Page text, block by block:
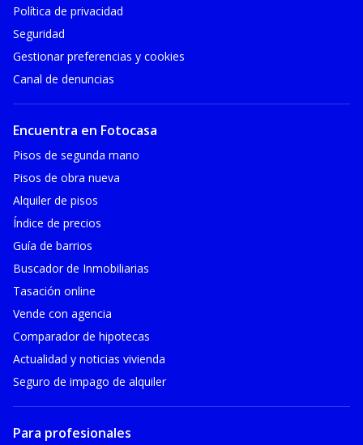
Política de privacidad
Seguridad
Gestionar preferencias y cookies
Canal de denuncias
Encuentra en Fotocasa
Pisos de segunda mano
Pisos de obra nueva
Alquiler de pisos
Índice de precios
Guía de barrios
Buscador de Inmobiliarias
Tasación online
Vende con agencia
Comparador de hipotecas
Actualidad y noticias vivienda
Seguro de impago de alquiler
Para profesionales